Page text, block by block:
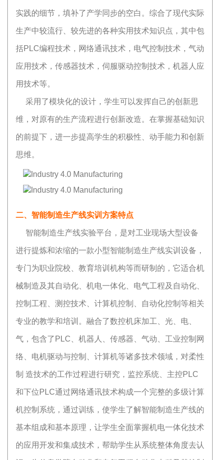
实践的细节，填补了产学同步的空白。综合了现代实际
生产中较流行、较先进的各种实用技术知识点，其中包
括PLC编程技术，网络通讯技术，电气控制技术，气动
应用技术，传感器技术，伺服驱动控制技术，机器人应
用技术等。
采用了模块化的设计，学生可以发挥自己的创新思
维，对原有的生产流程进行创新改造。在掌握基础知识
的前提下，进一步提高学生的积极性、动手能力和创新
思维。
二、智能制造生产线实训方案特点
智能制造生产线实验平台，是对工业现场大型设备
进行提炼和浓缩的一款小型智能制造生产线实训设备，
专门为职业院校、教育培训机构等而研制的，它适合机
械制造及其自动化、机电一体化、电气工程及自动化、
控制工程、测控技术、计算机控制、自动化控制等相关
专业的教学和培训。融合了数控机床加工、光、电、
气，包含了PLC、机器人、传感器、气动、工业控制网
络、电机驱动与控制、计算机等诸多技术领域，对柔性
制 造技术的工作过程进行研究，监控系统、主控PLC
和下位PLC通过网络通讯技术构成一个完整的多级计算
机控制系统，通过训练，使学生了解智能制造生产线的
基本组成和基本原理，让学生全面掌握机电一体化技术
的应用开发和集成技术，帮助学生从系统整体角度去认